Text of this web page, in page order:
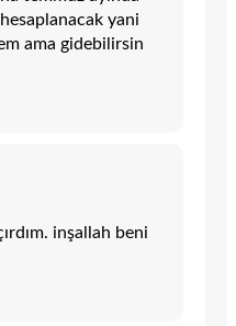
yani
ama gidebilirsin
inşallah beni